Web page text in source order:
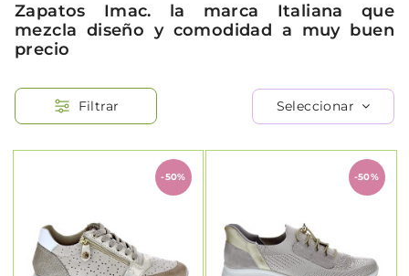
Zapatos Imac. la marca Italiana que
mezcla diseño y comodidad a muy buen
precio
Filtrar Seleccionar
-50% -50%